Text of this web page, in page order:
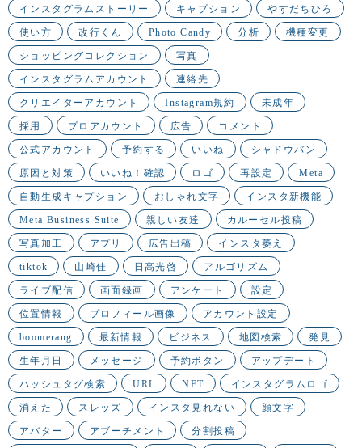
インスタグラムストーリー キャプション やすだちひろ
使い方 改行くん Photo Candy 分析 機種変更
ショッピングコレクション 写真
インスタグラムアカウント 連絡先
クリエイターアカウント Instagram規約 未成年
採用 プロアカウント 広告 コメント
公式アカウント 予約する いいね シャドウバン
原因と対策 いいね！確認 ロゴ 再設定 Meta
自動生成キャプション おしゃれ文字 インスタ新機能
Meta Business Suite 親しい友達 カルーセル投稿
写真加工 アプリ 広告出稿 インスタ萎え
tiktok 山崎佳 日高光啓 アルゴリズム
ライブ配信 画面録画 アンケート 設定
位置情報 プロフィール画像 アカウント設定
boomerang 最新情報 ビジネス 地図検索 発見
生年月日 メッセージ 予約ボタン アップデート
ハッシュタグ検索 URL NFT インスタグラムロゴ
消えた スレッズ インスタ見れない 顔文字
アバター アブーチメント 分割投稿